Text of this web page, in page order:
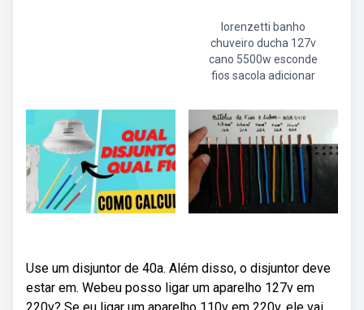
lorenzetti banho
chuveiro ducha 127v
cano 5500w esconde
fios sacola adicionar
Use um disjuntor de 40a. Além disso, o disjuntor deve
estar em. Webeu posso ligar um aparelho 127v em